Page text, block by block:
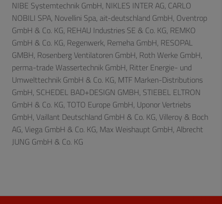
NIBE Systemtechnik GmbH, NIKLES INTER AG, CARLO
NOBILI SPA, Novellini Spa, ait-deutschland GmbH, Oventrop
GmbH & Co. KG, REHAU Industries SE & Co. KG, REMKO
GmbH & Co. KG, Regenwerk, Remeha GmbH, RESOPAL
GMBH, Rosenberg Ventilatoren GmbH, Roth Werke GmbH,
perma-trade Wassertechnik GmbH, Ritter Energie- und
Umwelttechnik GmbH & Co. KG, MTF Marken-Distributions
GmbH, SCHEDEL BAD+DESIGN GMBH, STIEBEL ELTRON
GmbH & Co. KG, TOTO Europe GmbH, Uponor Vertriebs
GmbH, Vaillant Deutschland GmbH & Co. KG, Villeroy & Boch
AG, Viega GmbH & Co. KG, Max Weishaupt GmbH,Albrecht
JUNG GmbH & Co. KG